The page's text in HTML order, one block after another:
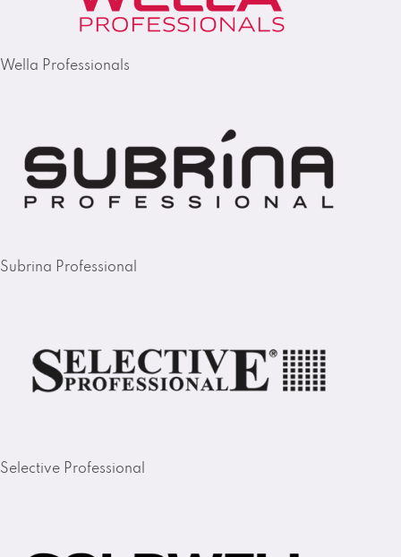
Wella Professionals
Subrina Professional
Selective Professional